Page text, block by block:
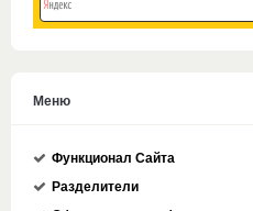
Меню
Функционал Сайта
Разделители